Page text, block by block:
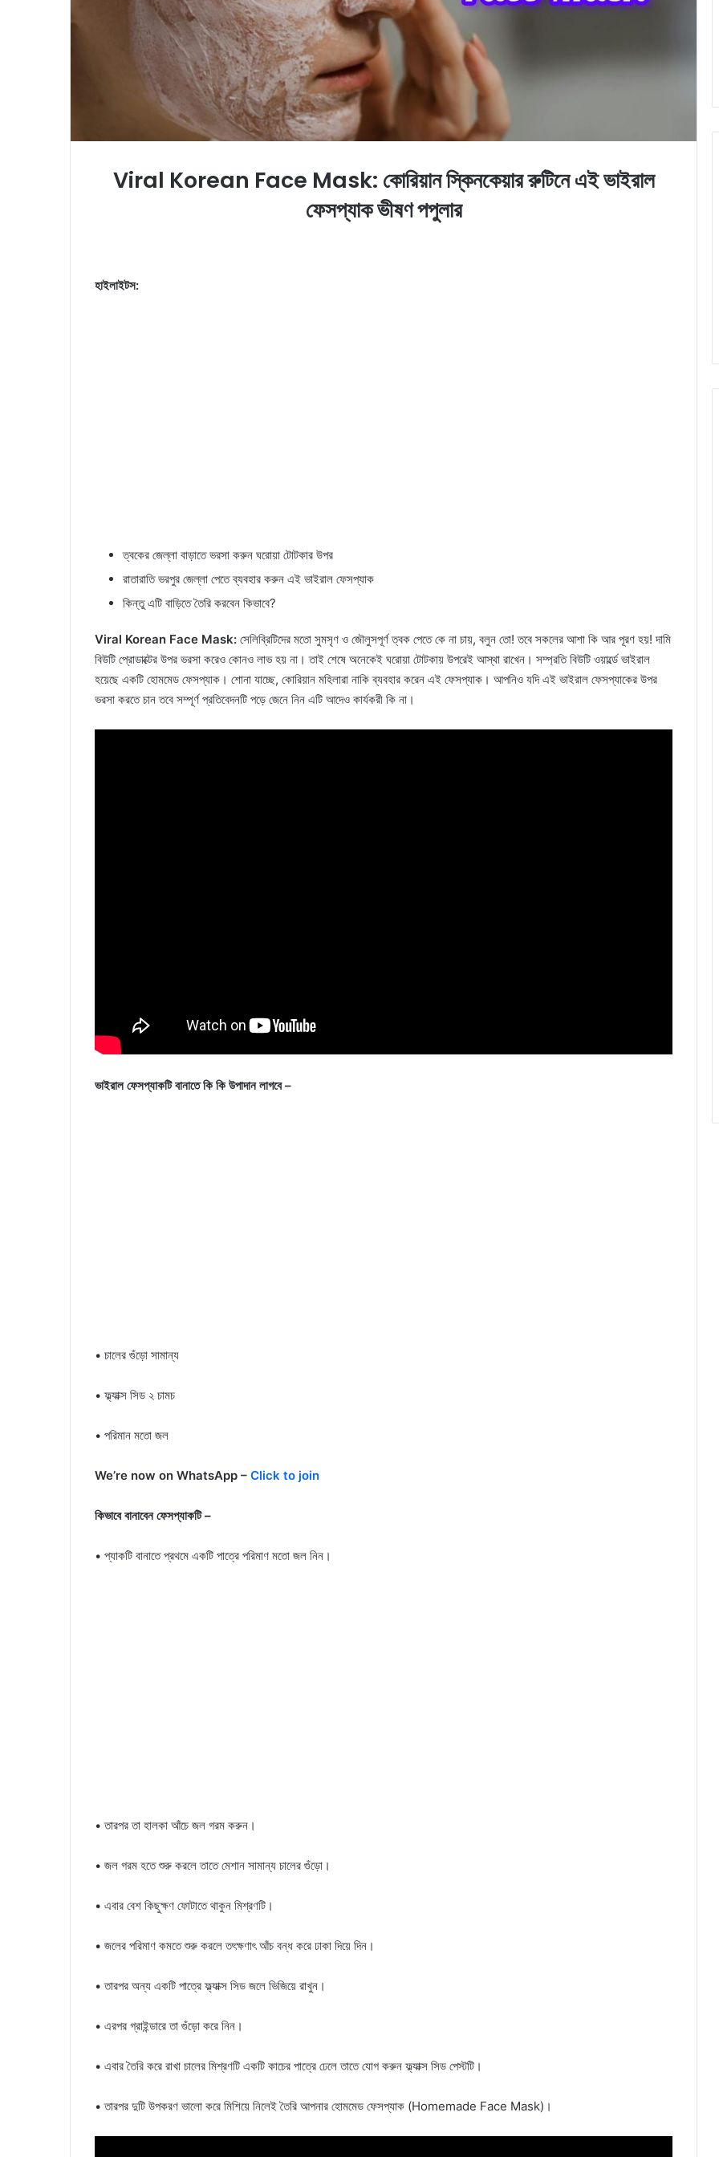
Viral Korean Face Mask: কোরিয়ান স্কিনকেয়ার রুটিনে এই ভাইরাল
ফেসপ্যাক ভীষণ পপুলার
হাইলাইটস:
ত্বকের জেল্লা বাড়াতে ভরসা করুন ঘরোয়া টোটকার উপর
রাতারাতি ভরপুর জেল্লা পেতে ব্যবহার করুন এই ভাইরাল ফেসপ্যাক
কিন্তু এটি বাড়িতে তৈরি করবেন কিভাবে?
Viral Korean Face Mask: সেলিব্রিটিদের মতো সুমসৃণ ও জৌলুসপূর্ণ ত্বক পেতে কে না চায়, বলুন তো! তবে সকলের আশা কি আর পূরণ হয়! দামি
বিউটি প্রোডাক্টের উপর ভরসা করেও কোনও লাভ হয় না। তাই শেষে অনেকেই ঘরোয়া টোটকায় উপরেই আস্থা রাখেন। সম্প্রতি বিউটি ওয়ার্ল্ডে ভাইরাল
হয়েছে একটি হোমমেড ফেসপ্যাক। শোনা যাচ্ছে, কোরিয়ান মহিলারা নাকি ব্যবহার করেন এই ফেসপ্যাক। আপনিও যদি এই ভাইরাল ফেসপ্যাকের উপর
ভরসা করতে চান তবে সম্পূর্ণ প্রতিবেদনটি পড়ে জেনে নিন এটি আদেও কার্যকরী কি না।
ভাইরাল ফেসপ্যাকটি বানাতে কি কি উপাদান লাগবে –
• চালের গুঁড়ো সামান্য
• ফ্ল্যাক্স সিড ২ চামচ
• পরিমান মতো জল
We’re now on WhatsApp – Click to join
কিভাবে বানাবেন ফেসপ্যাকটি –
• প্যাকটি বানাতে প্রথমে একটি পাত্রে পরিমাণ মতো জল নিন।
• তারপর তা হালকা আঁচে জল গরম করুন।
• জল গরম হতে শুরু করলে তাতে মেশান সামান্য চালের গুঁড়ো।
• এবার বেশ কিছুক্ষণ ফোটাতে থাকুন মিশ্রণটি।
• জলের পরিমাণ কমতে শুরু করলে তৎক্ষণাৎ আঁচ বন্ধ করে ঢাকা দিয়ে দিন।
• তারপর অন্য একটি পাত্রে ফ্ল্যাক্স সিড জলে ভিজিয়ে রাখুন।
• এরপর গ্রাইন্ডারে তা গুঁড়ো করে নিন।
• এবার তৈরি করে রাখা চালের মিশ্রণটি একটি কাচের পাত্রে ঢেলে তাতে যোগ করুন ফ্ল্যাক্স সিড পেস্টটি।
• তারপর দুটি উপকরণ ভালো করে মিশিয়ে নিলেই তৈরি আপনার হোমমেড ফেসপ্যাক (Homemade Face Mask)।